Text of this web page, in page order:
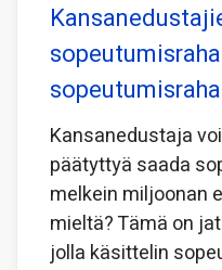
Kansanedustaja
päätyttyä saada
melkein miljoonan
mieltä? Tämä on
jolla käsittelin